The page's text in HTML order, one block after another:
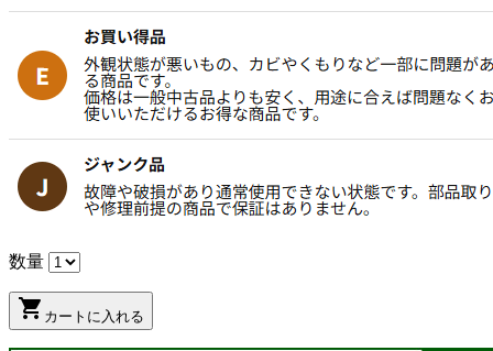
数量
shopping_cart カートに入れる